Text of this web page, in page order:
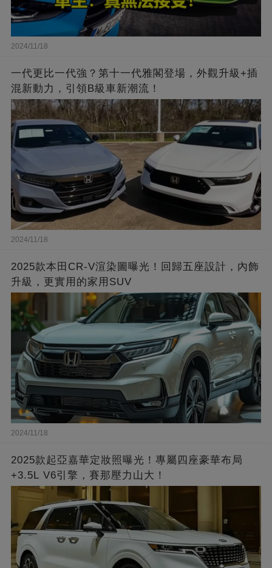
2024/11/18
一代更比一代強？第十一代雅閣登場，外觀升級+插
混新動力，引領B級車新潮流！
2024/11/18
2025款本田CR-V渲染圖曝光！回歸五座設計，內飾
升級，更實用的家用SUV
2024/11/18
2025款起亞嘉華定妝照曝光！專屬四座豪華布局
+3.5L V6引擎，賽那壓力山大！